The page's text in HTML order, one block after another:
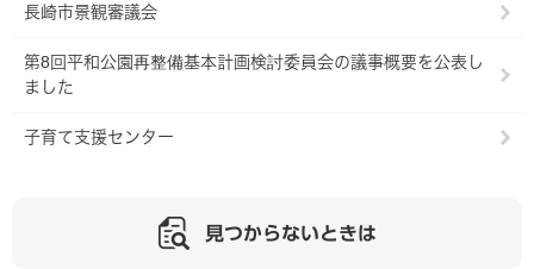
長崎市景観審議会
第8回平和公園再整備基本計画検討委員会の議事概要を公表し
ました
子育て支援センター
見つからないときは